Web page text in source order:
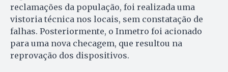
reclamações da população, foi realizada uma
vistoria técnica nos locais, sem constatação de
falhas. Posteriormente, o Inmetro foi acionado
para uma nova checagem, que resultou na
reprovação dos dispositivos.